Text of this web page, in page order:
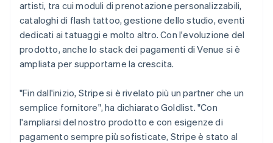
artisti, tra cui moduli di prenotazione personalizzabili,
cataloghi di flash tattoo, gestione dello studio, eventi
dedicati ai tatuaggi e molto altro. Con l'evoluzione del
prodotto, anche lo stack dei pagamenti di Venue si è
ampliata per supportarne la crescita.
"Fin dall'inizio, Stripe si è rivelato più un partner che un
semplice fornitore", ha dichiarato Goldlist. "Con
l'ampliarsi del nostro prodotto e con esigenze di
pagamento sempre più sofisticate, Stripe è stato al